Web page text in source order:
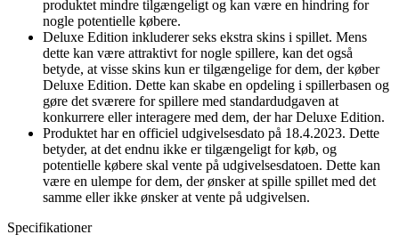
produktet mindre tilgængeligt og kan være en hindring for
nogle potentielle købere.
Deluxe Edition inkluderer seks ekstra skins i spillet. Mens
dette kan være attraktivt for nogle spillere, kan det også
betyde, at visse skins kun er tilgængelige for dem, der køber
Deluxe Edition. Dette kan skabe en opdeling i spillerbasen og
gøre det sværere for spillere med standardudgaven at
konkurrere eller interagere med dem, der har Deluxe Edition.
Produktet har en officiel udgivelsesdato på 18.4.2023. Dette
betyder, at det endnu ikke er tilgængeligt for køb, og
potentielle købere skal vente på udgivelsesdatoen. Dette kan
være en ulempe for dem, der ønsker at spille spillet med det
samme eller ikke ønsker at vente på udgivelsen.
Specifikationer